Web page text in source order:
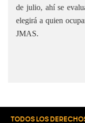
de julio, ahí se
elegirá a quien
JMAS.
TODOS LOS